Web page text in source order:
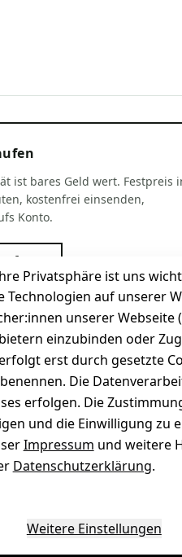
Privatsphäre ist uns
Technologien auf unserer
unserer Webseite
einzubinden oder
erst durch gesetzte
Die
erfolgen. Die
und die Einwilligung zu
Impressum und weitere
Datenschutzerklärung.
Weitere Einstellungen
ist bares Geld wert. Festpreis
kostenfrei einsenden,
Konto.